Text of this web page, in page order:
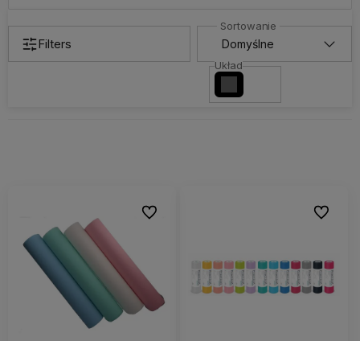
Filters
Układ
Do ulubionych Do